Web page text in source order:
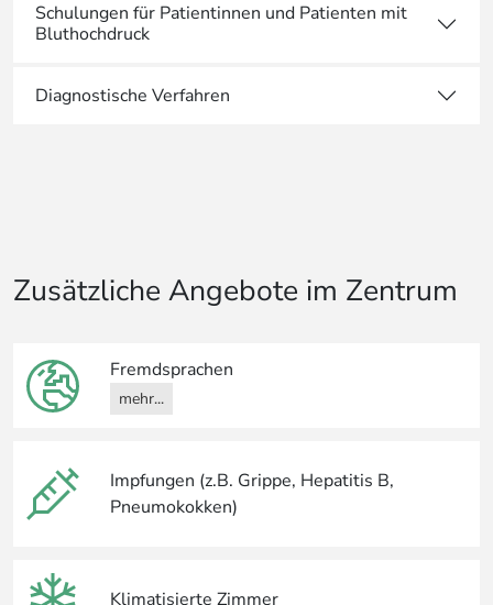
Schulungen für Patientinnen und Patienten mit
Bluthochdruck
Diagnostische Verfahren
Zusätzliche Angebote im Zentrum
Fremdsprachen
mehr...
Impfungen (z.B. Grippe, Hepatitis B,
Pneumokokken)
Klimatisierte Zimmer